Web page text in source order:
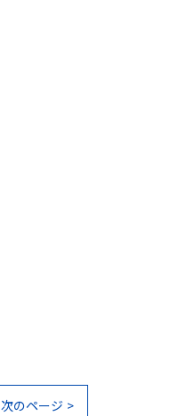
次のページ >